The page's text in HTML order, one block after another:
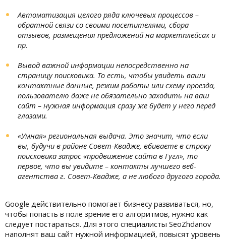
Автоматизация целого ряда ключевых процессов –
обратной связи со своими посетителями, сбора
отзывов, размещения предложений на маркетплейсах и
пр.
Вывод важной информации непосредственно на
страницу поисковика. То есть, чтобы увидеть ваши
контактные данные, режим работы или схему проезда,
пользователю даже не обязательно заходить на ваш
сайт – нужная информация сразу же будет у него перед
глазами.
«Умная» региональная выдача. Это значит, что если
вы, будучи в районе Совет-Квадже, вбиваете в строку
поисковика запрос «продвижение сайта в Гугл», то
первое, что вы увидите – контакты лучшего веб-
агентства г. Совет-Квадже, а не любого другого города.
Google действительно помогает бизнесу развиваться, но,
чтобы попасть в поле зрение его алгоритмов, нужно как
следует постараться. Для этого специалисты SeoZhdanov
наполнят ваш сайт нужной информацией, повысят уровень